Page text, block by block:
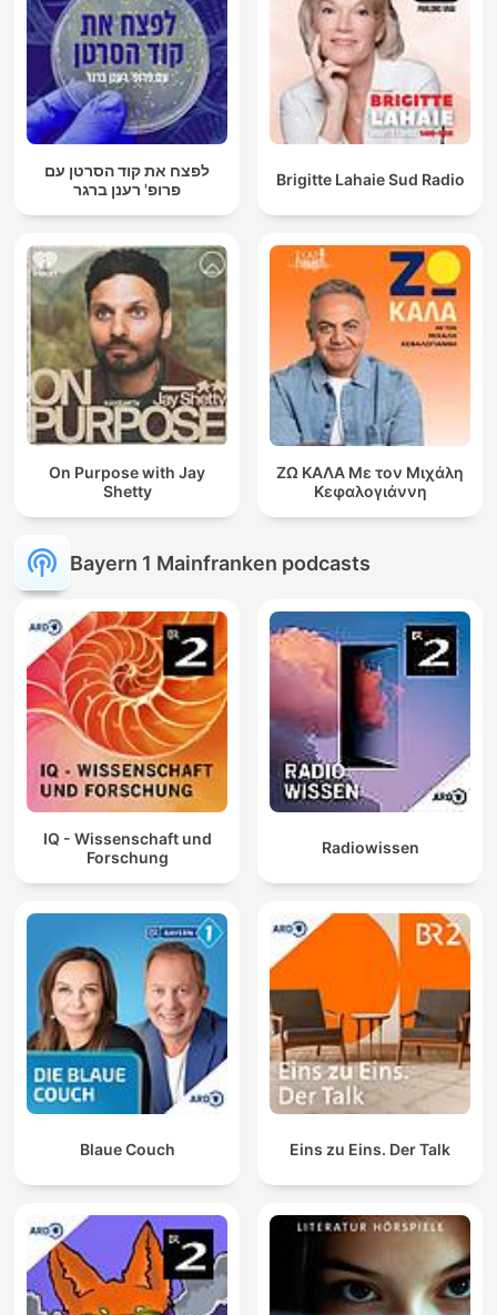
לפצח את קוד הסרטן עם
פרופ' רענן ברגר
Brigitte Lahaie Sud Radio
On Purpose with Jay
Shetty
ΖΩ ΚΑΛΑ Με τον Μιχάλη
Κεφαλογιάννη
Bayern 1 Mainfranken podcasts
IQ - Wissenschaft und
Forschung
Radiowissen
Blaue Couch Eins zu Eins. Der Talk